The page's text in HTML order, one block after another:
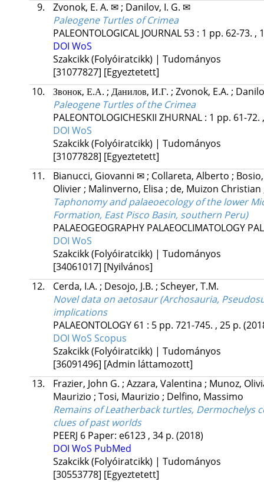
9.
Zvonok, E. A. ✉; Danilov, I. G. ✉
Paleogene Turtles of Crimea
PALEONTOLOGICAL JOURNAL 53: 1 pp. 62-73. ,
DOI WoS
Szakcikk (Folyóiratcikk) | Tudományos
[31077827] [Egyeztetett]
10.
Звонок, Е.А. ; Данилов, И.Г. ; Zvonok, E.A. ;
Paleogene Turtles of the Crimea
PALEONTOLOGICHESKII ZHURNAL : 1 pp. 61-72.
DOI WoS
Szakcikk (Folyóiratcikk) | Tudományos
[31077828] [Egyeztetett]
11.
Bianucci, Giovanni ✉; Collareta, Alberto ;
Olivier; Malinverno, Elisa ; de, Muizon Christian
Taphonomy and palaeoecology of the lower
Formation, East Pisco Basin, southern Peru)
PALAEOGEOGRAPHY PALAEOCLIMATOLOGY
DOI WoS
Szakcikk (Folyóiratcikk) | Tudományos
[34061017] [Nyilvános]
12.
Cerda, I.A. ; Desojo, J.B. ; Scheyer, T.M.
Novel data on aetosaur (Archosauria,
implications
PALAEONTOLOGY 61 : 5 pp. 721-745. , 25 p.
DOI WoS Scopus
Szakcikk (Folyóiratcikk) | Tudományos
[36091496] [Admin láttamozott]
13.
Frazier, John G. ; Azzara, Valentina ; Munoz,
Maurizio ; Tosi, Maurizio ; Delfino, Massimo
Remains of Leatherback turtles, Dermochelys
clues of past worlds
PEERJ 6 Paper: e6123 , 34 p. (2018)
DOI WoS PubMed
Szakcikk (Folyóiratcikk) | Tudományos
[30553778] [Egyeztetett]